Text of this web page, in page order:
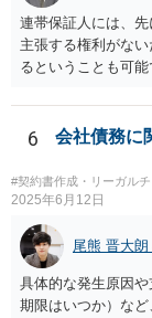
連帯保証人には、
主張する権利がな
るということも可
求しても良いもの
6 会社債務に
#契約書作成・リーガルチ
2025年6月12日
尾熊 晋大朗
具体的な発生原因
期限はいつか）など